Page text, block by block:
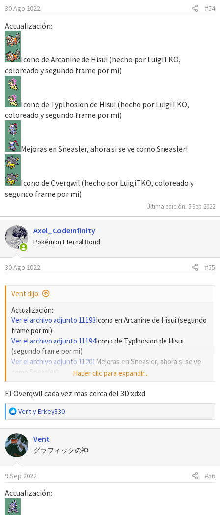
n
s
:
30 Ago 2022 #54
Actualización:
Icono de Arcanine de Hisui (hecho por LuigiTKO,
coloreado y segundo frame por mi)
Icono de Typlhosion de Hisui (hecho por LuigiTKO,
coloreado y segundo frame por mi)
Mejoras en Sneasler, ahora si se ve como Sneasler!
Icono de Overqwil (hecho por LuigiTKO, coloreado y
segundo frame por mi)
Última edición: 5 Sep 2022
Axel_CodeInfinity
Pokémon Eternal Bond
30 Ago 2022 #55
Vent dijo:
Actualización:
Ver el archivo adjunto 11193Icono en Arcanine de Hisui (segundo
frame por mi)
Ver el archivo adjunto 11194Icono de Typlhosion de Hisui
(segundo frame por mi)
Ver el archivo adjunto 11201 Mejoras en Sneasler, ahora si se ve
como Sneasler!
por mi)
Hacer clic para expandir...
El Overqwil cada vez mas cerca del 3D xdxd
R
e
a
c
c
i
o
n
s
VentyErkey830
Vent
グラフィックの神
9 Sep 2022 #56
Actualización: